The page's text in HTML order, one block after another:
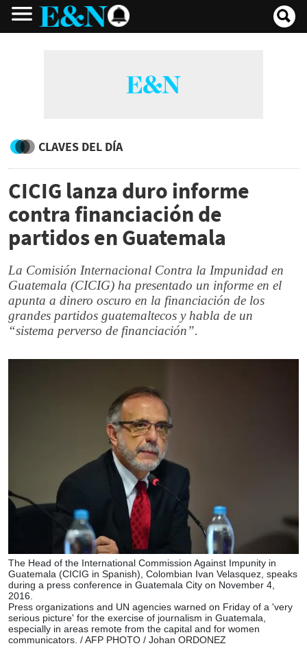
CLAVES DEL DÍA
CICIG lanza duro informe
contra financiación de
partidos en Guatemala
La Comisión Internacional Contra la Impunidad en
Guatemala (CICIG) ha presentado un informe en el
apunta a dinero oscuro en la financiación de los
grandes partidos guatemaltecos y habla de un
“sistema perverso de financiación”.
The Head of the International Commission Against Impunity in
Guatemala (CICIG in Spanish), Colombian Ivan Velasquez, speaks
during a press conference in Guatemala City on November 4,
2016.
Press organizations and UN agencies warned on Friday of a 'very
serious picture' for the exercise of journalism in Guatemala,
especially in areas remote from the capital and for women
communicators. / AFP PHOTO / Johan ORDONEZ